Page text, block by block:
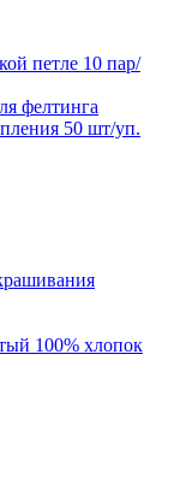
петле 10 пар/
фелтинга
50 шт/уп.
100% хлопок